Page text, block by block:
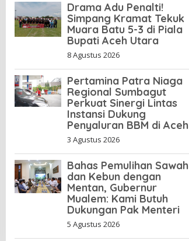
Drama Adu Penalti!
Simpang Kramat Tekuk
Muara Batu 5-3 di Piala
Bupati Aceh Utara
8 Agustus 2026
Pertamina Patra Niaga
Regional Sumbagut
Perkuat Sinergi Lintas
Instansi Dukung
Penyaluran BBM di Aceh
3 Agustus 2026
Bahas Pemulihan Sawah
dan Kebun dengan
Mentan, Gubernur
Mualem: Kami Butuh
Dukungan Pak Menteri
5 Agustus 2026